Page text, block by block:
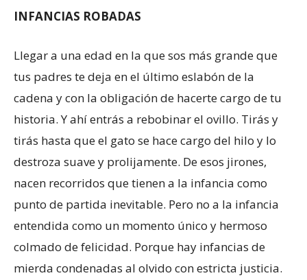
INFANCIAS ROBADAS
Llegar a una edad en la que sos más grande que
tus padres te deja en el último eslabón de la
cadena y con la obligación de hacerte cargo de tu
historia. Y ahí entrás a rebobinar el ovillo. Tirás y
tirás hasta que el gato se hace cargo del hilo y lo
destroza suave y prolijamente. De esos jirones,
nacen recorridos que tienen a la infancia como
punto de partida inevitable. Pero no a la infancia
entendida como un momento único y hermoso
colmado de felicidad. Porque hay infancias de
mierda condenadas al olvido con estricta justicia.